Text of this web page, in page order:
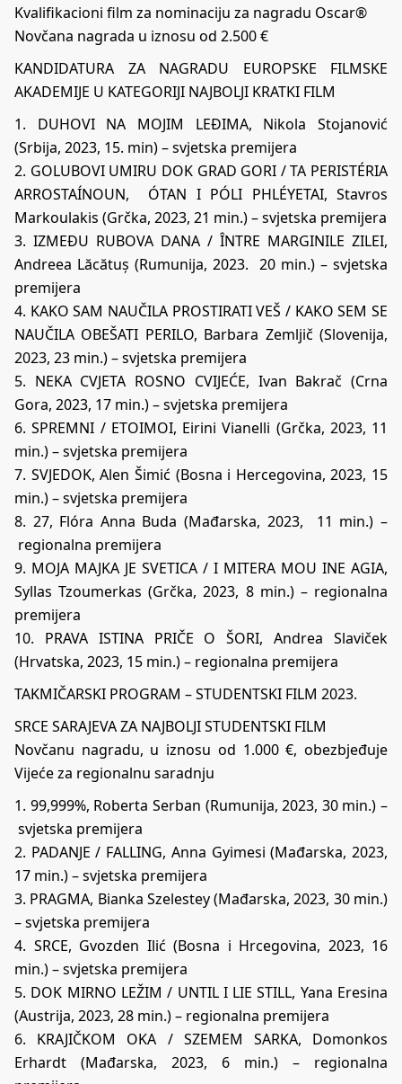
Kvalifikacioni film za nominaciju za nagradu Oscar®
Novčana nagrada u iznosu od 2.500 €
KANDIDATURA ZA NAGRADU EUROPSKE FILMSKE
AKADEMIJE U KATEGORIJI NAJBOLJI KRATKI FILM
1. DUHOVI NA MOJIM LEĐIMA, Nikola Stojanović
(Srbija, 2023, 15. min) – svjetska premijera
2. GOLUBOVI UMIRU DOK GRAD GORI / TA PERISTÉRIA
ARROSTAÍNOUN, ÓTAN I PÓLI PHLÉYETAI, Stavros
Markoulakis (Grčka, 2023, 21 min.) – svjetska premijera
3. IZMEĐU RUBOVA DANA / ÎNTRE MARGINILE ZILEI,
Andreea Lăcătuș (Rumunija, 2023. 20 min.) – svjetska
premijera
4. KAKO SAM NAUČILA PROSTIRATI VEŠ / KAKO SEM SE
NAUČILA OBEŠATI PERILO, Barbara Zemljič (Slovenija,
2023, 23 min.) – svjetska premijera
5. NEKA CVJETA ROSNO CVIJEĆE, Ivan Bakrač (Crna
Gora, 2023, 17 min.) – svjetska premijera
6. SPREMNI / ETOIMOI, Eirini Vianelli (Grčka, 2023, 11
min.) – svjetska premijera
7. SVJEDOK, Alen Šimić (Bosna i Hercegovina, 2023, 15
min.) – svjetska premijera
8. 27, Flóra Anna Buda (Mađarska, 2023, 11 min.) –
regionalna premijera
9. MOJA MAJKA JE SVETICA / I MITERA MOU INE AGIA,
Syllas Tzoumerkas (Grčka, 2023, 8 min.) – regionalna
premijera
10. PRAVA ISTINA PRIČE O ŠORI, Andrea Slaviček
(Hrvatska, 2023, 15 min.) – regionalna premijera
TAKMIČARSKI PROGRAM – STUDENTSKI FILM 2023.
SRCE SARAJEVA ZA NAJBOLJI STUDENTSKI FILM
Novčanu nagradu, u iznosu od 1.000 €, obezbjeđuje
Vijeće za regionalnu saradnju
1. 99,999%, Roberta Serban (Rumunija, 2023, 30 min.) –
svjetska premijera
2. PADANJE / FALLING, Anna Gyimesi (Mađarska, 2023,
17 min.) – svjetska premijera
3. PRAGMA, Bianka Szelestey (Mađarska, 2023, 30 min.)
– svjetska premijera
4. SRCE, Gvozden Ilić (Bosna i Hrcegovina, 2023, 16
min.) – svjetska premijera
5. DOK MIRNO LEŽIM / UNTIL I LIE STILL, Yana Eresina
(Austrija, 2023, 28 min.) – regionalna premijera
6. KRAJIČKOM OKA / SZEMEM SARKA, Domonkos
Erhardt (Mađarska, 2023, 6 min.) – regionalna